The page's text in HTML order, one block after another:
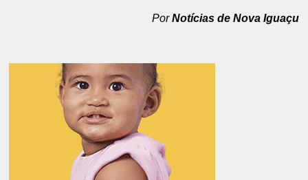
PorNotícias de Nova Iguaçu